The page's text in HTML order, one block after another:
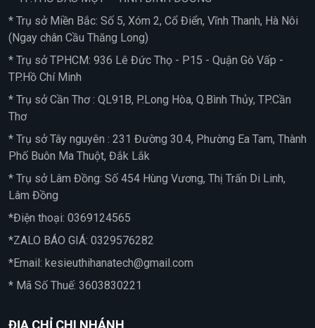
* Trụ sở Miền Bắc: Số 5, Xóm 2, Cổ Điển, Vĩnh Thanh, Hà Nôi
(Ngay chân Cầu Thăng Long)
* Trụ sở TPHCM: 936 Lê Đức Thọ - P15 - Quận Gò Vấp -
TP.Hồ Chí Minh
* Trụ sở Cần Thơ : QL91B, P.Long Hòa, Q.Bình Thủy, TP.Cần
Thơ
* Trụ sở Tây nguyên : 231 Đường 30.4, Phường Ea Tam, Thành
Phố Buôn Ma Thuột, Đắk Lắk
* Trụ sở Lâm Đồng: Số 454 Hùng Vương, Thị Trấn Di Linh,
Lâm Đồng
*Điện thoại: 0369124565
*ZALO BÁO GIÁ: 0329576282
*Email: kesieuthihanatech@gmail.com
* Mã Số Thuế: 3603830221
ĐỊA CHỈ CHI NHÁNH